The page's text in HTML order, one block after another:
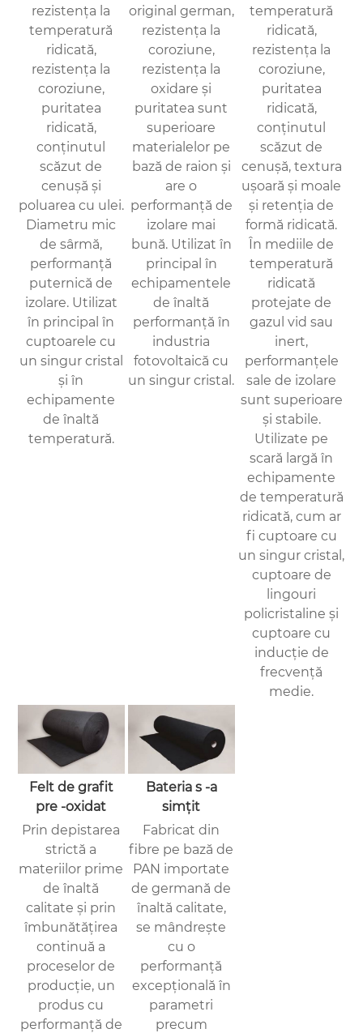
rezistența la
temperatură
ridicată,
rezistența la
coroziune,
puritatea
ridicată,
conținutul
scăzut de
cenușă și
poluarea cu ulei.
Diametru mic
de sârmă,
performanță
puternică de
izolare. Utilizat
în principal în
cuptoarele cu
un singur cristal
și în
echipamente
de înaltă
temperatură.
original german,
rezistența la
coroziune,
rezistența la
oxidare și
puritatea sunt
superioare
materialelor pe
bază de raion și
are o
performanță de
izolare mai
bună. Utilizat în
principal în
echipamentele
de înaltă
performanță în
industria
fotovoltaică cu
un singur cristal.
temperatură
ridicată,
rezistența la
coroziune,
puritatea
ridicată,
conținutul
scăzut de
cenușă, textura
ușoară și moale
și retenția de
formă ridicată.
În mediile de
temperatură
ridicată
protejate de
gazul vid sau
inert,
performanțele
sale de izolare
sunt superioare
și stabile.
Utilizate pe
scară largă în
echipamente
de temperatură
ridicată, cum ar
fi cuptoare cu
un singur cristal,
cuptoare de
lingouri
policristaline și
cuptoare cu
inducție de
frecvență
medie.
Felt de grafit
pre -oxidat
Prin depistarea
strictă a
materiilor prime
de înaltă
calitate și prin
îmbunătățirea
continuă a
proceselor de
producție, un
produs cu
performanță de
Bateria s -a
simțit
Fabricat din
fibre pe bază de
PAN importate
de germană de
înaltă calitate,
se mândrește
cu o
performanță
excepțională în
parametri
precum